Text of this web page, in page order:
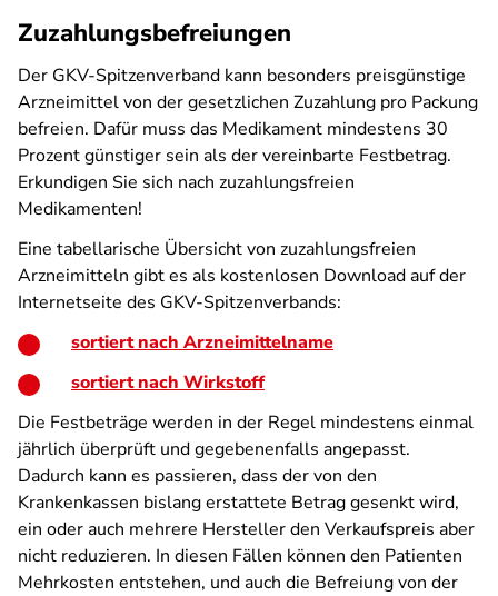
Zuzahlungsbefreiungen
Der GKV-Spitzenverband kann besonders preisgünstige
Arzneimittel von der gesetzlichen Zuzahlung pro Packung
befreien. Dafür muss das Medikament mindestens 30
Prozent günstiger sein als der vereinbarte Festbetrag.
Erkundigen Sie sich nach zuzahlungsfreien
Medikamenten!
Eine tabellarische Übersicht von zuzahlungsfreien
Arzneimitteln gibt es als kostenlosen Download auf der
Internetseite des GKV-Spitzenverbands:
sortiert nach Arzneimittelname
sortiert nach Wirkstoff
Die Festbeträge werden in der Regel mindestens einmal
jährlich überprüft und gegebenenfalls angepasst.
Dadurch kann es passieren, dass der von den
Krankenkassen bislang erstattete Betrag gesenkt wird,
ein oder auch mehrere Hersteller den Verkaufspreis aber
nicht reduzieren. In diesen Fällen können den Patienten
Mehrkosten entstehen, und auch die Befreiung von der